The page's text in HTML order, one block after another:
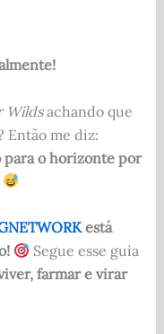
Wildsachando que
Então me diz:
para o horizonte por
está
Segue esse guia
farmar e virar